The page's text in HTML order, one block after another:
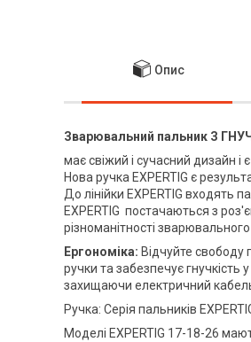
Опис
Зварювальний пальник З
має свіжий і сучасний дизайн і
Нова ручка EXPERTIG є
До лінійки EXPERTIG входять
EXPERTIG постачаються з
різноманітності
Ергономіка: Відчуйте
ручки та забезпечує гнучкість
захищаючи електричний
Ручка: Серія пальників
Моделі EXPERTIG 17-18-26